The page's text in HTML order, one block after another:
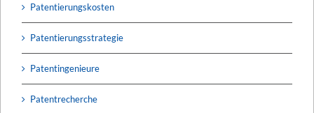
Patentierungskosten
Patentierungsstrategie
Patentingenieure
Patentrecherche